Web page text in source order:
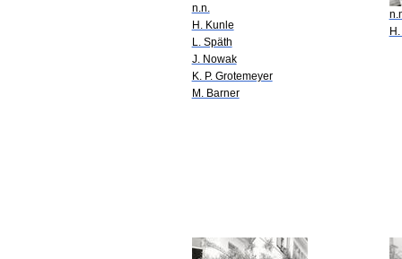
n.n.
H. Kunle
L. Späth
J. Nowak
K. P. Grotemeyer
M. Barner